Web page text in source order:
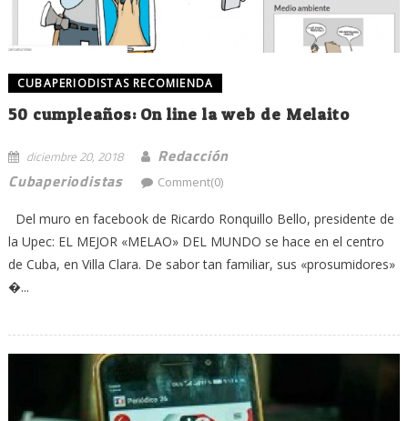
CUBAPERIODISTAS RECOMIENDA
50 cumpleaños: On line la web de Melaito
diciembre 20, 2018
Redacción
Cubaperiodistas
Comment(0)
Del muro en facebook de Ricardo Ronquillo Bello, presidente de
la Upec: EL MEJOR «MELAO» DEL MUNDO se hace en el centro
de Cuba, en Villa Clara. De sabor tan familiar, sus «prosumidores»
�...